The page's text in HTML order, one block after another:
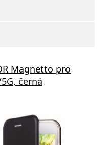
Magnetto pro
černá